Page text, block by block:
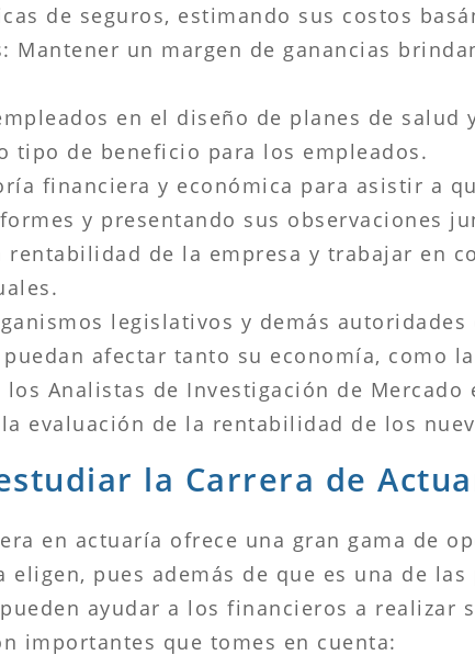
de seguros, estimando sus costos
Mantener un margen de ganancias
en el diseño de planes de salud
tipo de beneficio para los empleados.
financiera y económica para asistir a
y presentando sus observaciones
rentabilidad de la empresa y trabajar en
legislativos y demás
afectar tanto su economía, como
los Analistas de Investigación de
evaluación de la rentabilidad de los
la Carrera de
en actuaría ofrece una gran gama de
eligen, pues además de que es una de
ayudar a los financieros a realizar
importantes que tomes en cuenta: